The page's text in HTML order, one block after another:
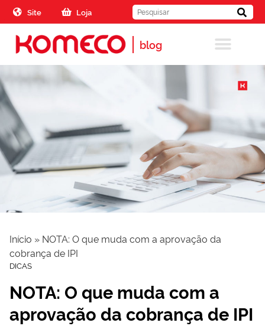
Skip to the content
Site Loja
blog
Início » NOTA: O que muda com a aprovação da
cobrança de IPI
DICAS
NOTA: O que muda com a
aprovação da cobrança de IPI